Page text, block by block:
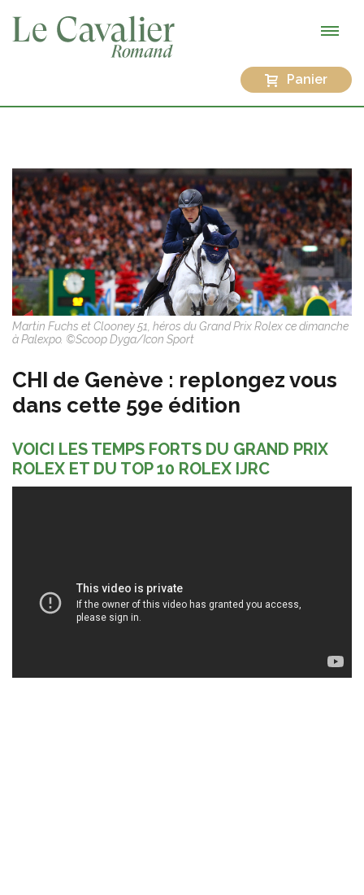
Panier
Martin Fuchs et Clooney 51, héros du Grand Prix Rolex ce dimanche
à Palexpo. ©Scoop Dyga/Icon Sport
CHI de Genève : replongez vous
dans cette 59e édition
VOICI LES TEMPS FORTS DU GRAND PRIX
ROLEX ET DU TOP 10 ROLEX IJRC